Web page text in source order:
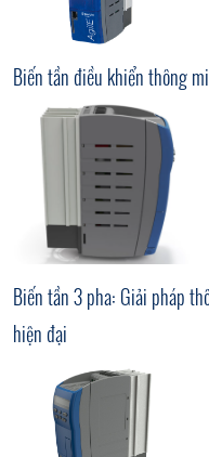
Biến tần điều khiển thông
Biến tần 3 pha: Giải pháp
hiện đại